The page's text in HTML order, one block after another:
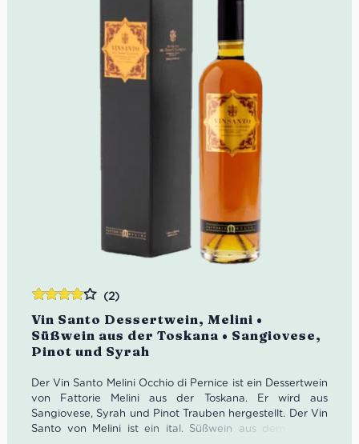
Vin Santo Dessertwein, Melini •
Süßwein aus der Toskana • Sangiovese,
Pinot und Syrah
(2)
Der Vin Santo Melini Occhio di Pernice ist ein Dessertwein
von Fattorie Melini aus der Toskana. Er wird aus
Sangiovese, Syrah und Pinot Trauben hergestellt. Der Vin
Santo von Melini ist ein ital. Süßwein aus dem Chianti
mit 4.00
von 5